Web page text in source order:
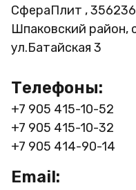
СфераПлит ,
Шпаковский район,
ул.Батайская 3
Телефоны:
+7 905 415-10-52
+7 905 415-10-32
+7 905 414-90-14
Email: